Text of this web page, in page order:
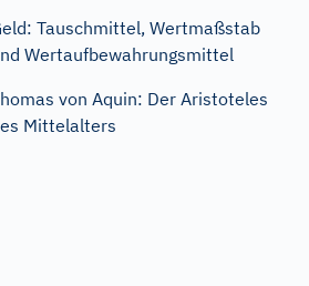
Tauschmittel, Wertmaßstab
Wertaufbewahrungsmittel
von Aquin: Der Aristoteles
Mittelalters